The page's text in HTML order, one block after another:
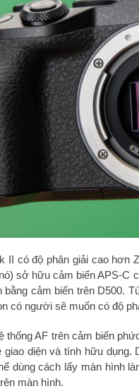
II có độ phân giải cao hơn
sở hữu cảm biến APS-C
bằng cảm biến trên D500.
có người sẽ muốn có độ
thống AF trên cảm biến
diện và tính hữu dụng.
dùng cách lấy màn hình
màn hình.